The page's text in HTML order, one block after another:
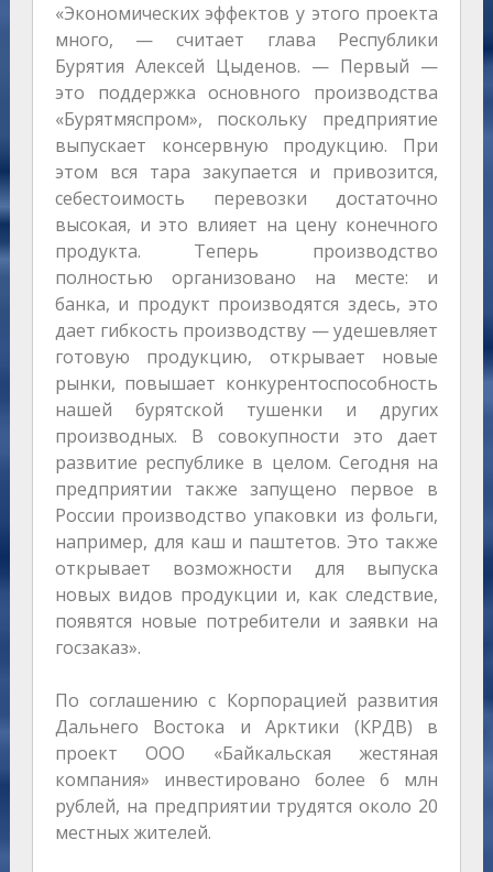
«Экономических эффектов у этого проекта
много, — считает глава Республики
Бурятия Алексей Цыденов. — Первый —
это поддержка основного производства
«Бурятмяспром», поскольку предприятие
выпускает консервную продукцию. При
этом вся тара закупается и привозится,
себестоимость перевозки достаточно
высокая, и это влияет на цену конечного
продукта. Теперь производство
полностью организовано на месте: и
банка, и продукт производятся здесь, это
дает гибкость производству — удешевляет
готовую продукцию, открывает новые
рынки, повышает конкурентоспособность
нашей бурятской тушенки и других
производных. В совокупности это дает
развитие республике в целом. Сегодня на
предприятии также запущено первое в
России производство упаковки из фольги,
например, для каш и паштетов. Это также
открывает возможности для выпуска
новых видов продукции и, как следствие,
появятся новые потребители и заявки на
госзаказ».
По соглашению с Корпорацией развития
Дальнего Востока и Арктики (КРДВ) в
проект ООО «Байкальская жестяная
компания» инвестировано более 6 млн
рублей, на предприятии трудятся около 20
местных жителей.